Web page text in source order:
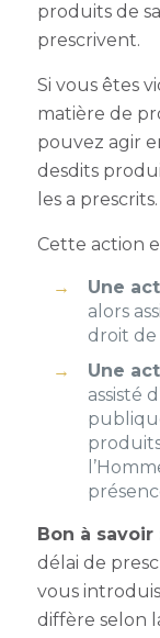
produits de
prescrivent.
Si vous êtes
matière de
pouvez agir
desdits
les a prescrits.
Cette action
Une
alors
droit de
Une
assisté
Bon à savoir
délai de
vous
diffère selon